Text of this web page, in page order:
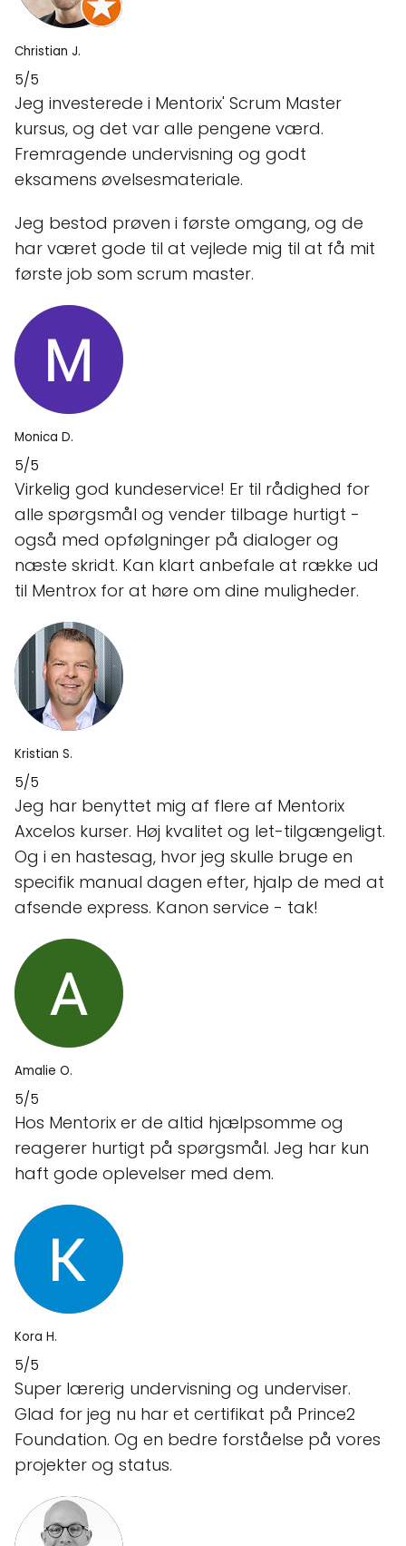
Christian J.
5/5
Jeg investerede i Mentorix' Scrum Master
kursus, og det var alle pengene værd.
Fremragende undervisning og godt
eksamens øvelsesmateriale.
Jeg bestod prøven i første omgang, og de
har været gode til at vejlede mig til at få mit
første job som scrum master.
Monica D.
5/5
Virkelig god kundeservice! Er til rådighed for
alle spørgsmål og vender tilbage hurtigt -
også med opfølgninger på dialoger og
næste skridt. Kan klart anbefale at række ud
til Mentrox for at høre om dine muligheder.
Kristian S.
5/5
Jeg har benyttet mig af flere af Mentorix
Axcelos kurser. Høj kvalitet og let-tilgængeligt.
Og i en hastesag, hvor jeg skulle bruge en
specifik manual dagen efter, hjalp de med at
afsende express. Kanon service - tak!
Amalie O.
5/5
Hos Mentorix er de altid hjælpsomme og
reagerer hurtigt på spørgsmål. Jeg har kun
haft gode oplevelser med dem.
Kora H.
5/5
Super lærerig undervisning og underviser.
Glad for jeg nu har et certifikat på Prince2
Foundation. Og en bedre forståelse på vores
projekter og status.